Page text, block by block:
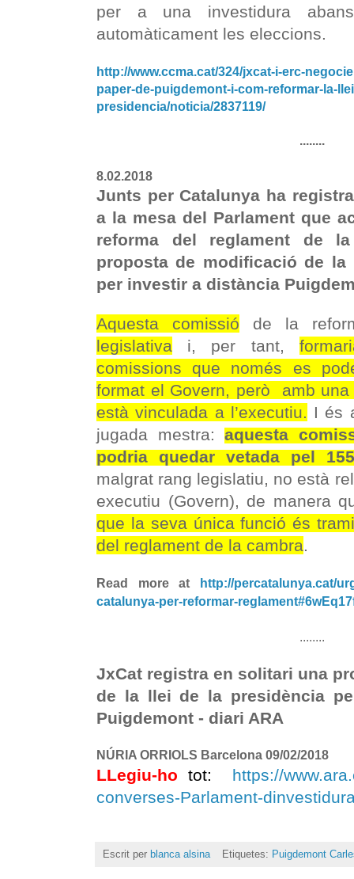
per a una investidura
automàticament les eleccions.
http://www.ccma.cat/324/jxcat-i-erc-
paper-de-puigdemont-i-com-reformar-la-
presidencia/noticia/2837119/
........
8.02.2018
Junts per Catalunya ha
a la mesa del Parlament que
reforma del reglament de
proposta de modificació de
per investir a distància
Aquesta comissió de la
legislativa i, per tant,
comissions que només es
format el Govern, però amb
està vinculada a l’executiu. I és
jugada mestra:aquesta
podria quedar vetada pel 155
malgrat rang legislatiu, no està
executiu (Govern), de manera
que la seva única funció és
del reglament de la cambra.
Read more at
http://percatalunya.cat/
catalunya-per-reformar-
........
JxCat registra en solitari una
de la llei de la presidència
Puigdemont - diari ARA
NÚRIA ORRIOLS Barcelona 09/02/2018
LLegiu-ho tot:
https://
converses-Parlament-
Escrit per blanca alsina Etiquetes: Puigdemont